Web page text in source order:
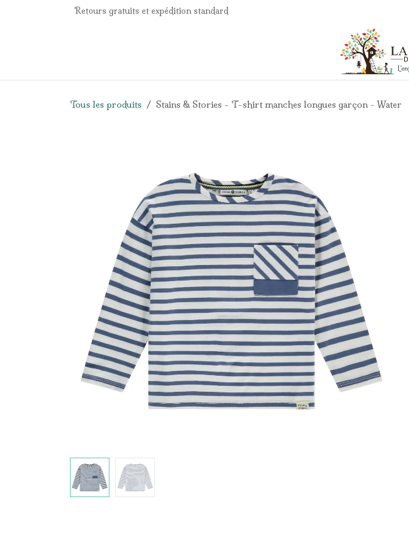
Se rendre au contenuRetours gratuits et expédition standard
Contact
Tous les produits Stains & Stories - T-shirt manches longues garçon - Water